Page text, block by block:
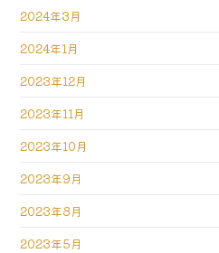
2024年3月
2024年1月
2023年12月
2023年11月
2023年10月
2023年9月
2023年8月
2023年5月